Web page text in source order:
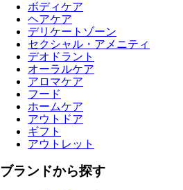
ボディケア
ヘアケア
デリケートゾーン
セクシャル・アメニティ
デオドラント
オーラルケア
アロマケア
フード
ホームケア
アウトドア
ギフト
アウトレット
ブランドから探す